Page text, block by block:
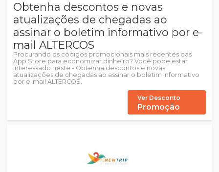
Obtenha descontos e novas
atualizações de chegadas ao
assinar o boletim informativo por e-
mail ALTERCOS
Procurando os códigos promocionais mais recentes das
App Store para economizar dinheiro? Você pode estar
interessado neste - Obtenha descontos e novas
atualizações de chegadas ao assinar o boletim informativo
por e-mail ALTERCOS.
Ver Desconto
Promoção